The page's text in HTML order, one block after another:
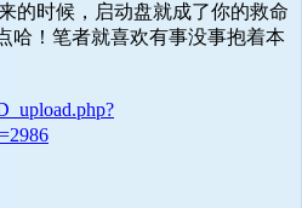
的时候，启动盘就成了你的救命
哈！笔者就喜欢有事没事抱着本